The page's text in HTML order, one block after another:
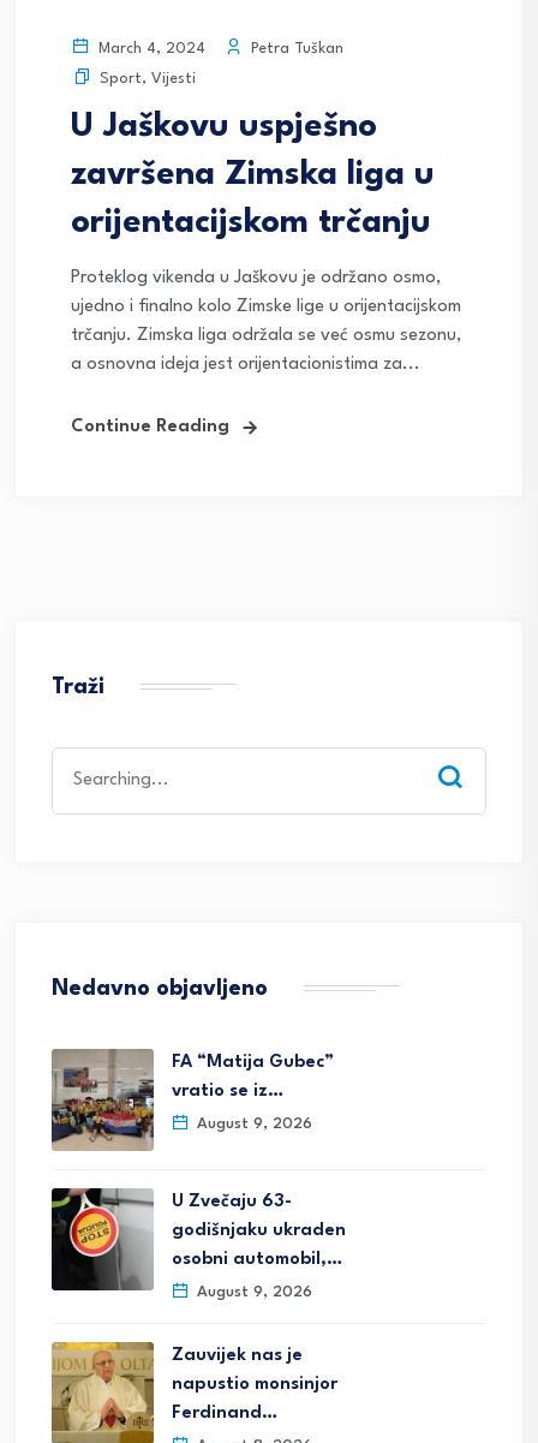
March 4, 2024
Petra Tuškan
Sport, Vijesti
U Jaškovu uspješno
završena Zimska liga u
orijentacijskom trčanju
Proteklog vikenda u Jaškovu je održano osmo,
ujedno i finalno kolo Zimske lige u orijentacijskom
trčanju. Zimska liga održala se već osmu sezonu,
a osnovna ideja jest orijentacionistima za...
Continue Reading
Traži
for:
Nedavno objavljeno
FA “Matija Gubec”
vratio se iz…
August 9, 2026
U Zvečaju 63-
godišnjaku ukraden
osobni automobil,…
August 9, 2026
Zauvijek nas je
napustio monsinjor
Ferdinand…